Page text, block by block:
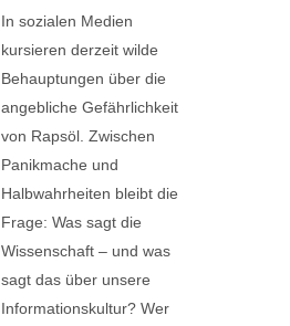
In sozialen Medien
kursieren derzeit wilde
Behauptungen über die
angebliche Gefährlichkeit
von Rapsöl. Zwischen
Panikmache und
Halbwahrheiten bleibt die
Frage: Was sagt die
Wissenschaft – und was
sagt das über unsere
Informationskultur? Wer